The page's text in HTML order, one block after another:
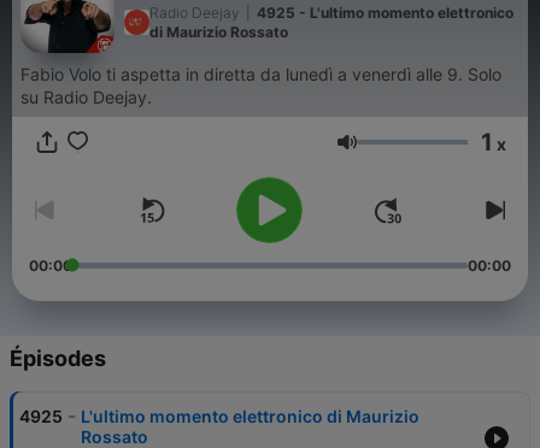
Radio Deejay
4925 - L'ultimo momento elettronico
di Maurizio Rossato
Fabio Volo ti aspetta in diretta da lunedì a venerdì alle 9. Solo
su Radio Deejay.
Volume 1 x
00:00 00:00
Épisodes
4925 - L'ultimo momento elettronico di Maurizio
Rossato